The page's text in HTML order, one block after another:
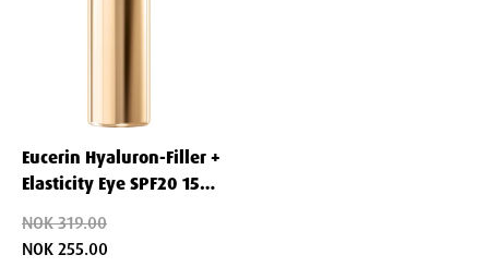
Eucerin Hyaluron-Filler +
Elasticity Eye SPF20 15
NOK 319.00
NOK 255.00